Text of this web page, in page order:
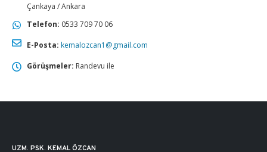
Çankaya / Ankara
Telefon: 0533 709 70 06
E-Posta: kemalozcan1@gmail.com
Görüşmeler: Randevu ile
UZM. PSK. KEMAL ÖZCAN